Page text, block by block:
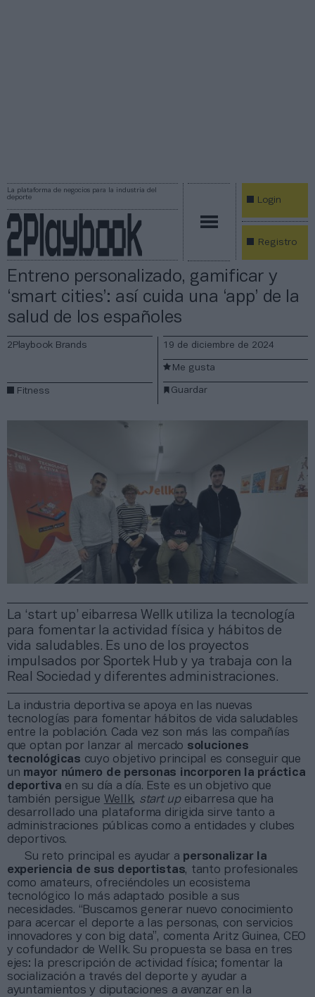
La plataforma de negocios para la industria del
deporte
Login
Registro
Entreno personalizado, gamificar y
‘smart cities’: así cuida una ‘app’ de la
salud de los españoles
La ‘start up’ eibarresa Wellk utiliza la tecnología
para fomentar la actividad física y hábitos de
vida saludables. Es uno de los proyectos
impulsados por Sportek Hub y ya trabaja con la
Real Sociedad y diferentes administraciones.
2Playbook Brands
Fitness
19 de diciembre de 2024
Guardar
Me gusta
La industria deportiva se apoya en las nuevas
tecnologías para fomentar hábitos de vida saludables
entre la población. Cada vez son más las compañías
que optan por lanzar al mercado soluciones
tecnológicas cuyo objetivo principal es conseguir que
un mayor número de personas incorporen la práctica
deportiva en su día a día. Este es un objetivo que
también persigue Wellk, start upeibarresa que ha
desarrollado una plataforma dirigida sirve tanto a
administraciones públicas como a entidades y clubes
deportivos.
Su reto principal es ayudar a personalizar la
experiencia de sus deportistas, tanto profesionales
como amateurs, ofreciéndoles un ecosistema
tecnológico lo más adaptado posible a sus
necesidades. “Buscamos generar nuevo conocimiento
para acercar el deporte a las personas, con servicios
innovadores y con big data”, comenta Aritz Guinea, CEO
y cofundador de Wellk. Su propuesta se basa en tres
ejes: la prescripción de actividad física; fomentar la
socialización a través del deporte y ayudar a
ayuntamientos y diputaciones a avanzar en la